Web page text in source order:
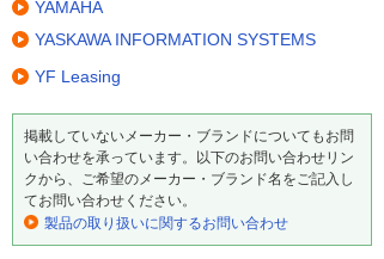
YAMAHA
YASKAWA INFORMATION SYSTEMS
YF Leasing
掲載していないメーカー・ブランドについてもお問
い合わせを承っています。以下のお問い合わせリン
クから、ご希望のメーカー・ブランド名をご記入し
てお問い合わせください。
製品の取り扱いに関するお問い合わせ